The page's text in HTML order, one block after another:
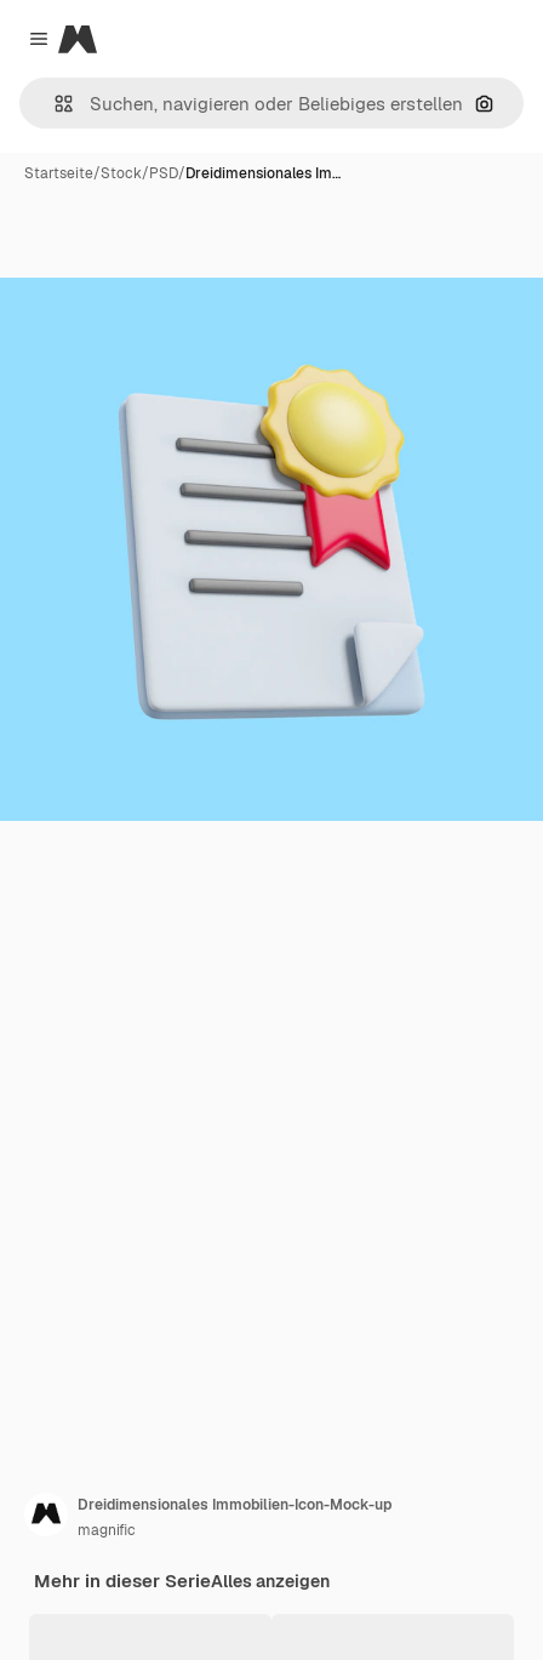
Close menu
Magnific
Nach
Startseite/Stock/PSD/Dreidimensionales Im…
Dreidimensionales Immobilien-Icon-Mock-up
magnific
Mehr in dieser SerieAlles anzeigen